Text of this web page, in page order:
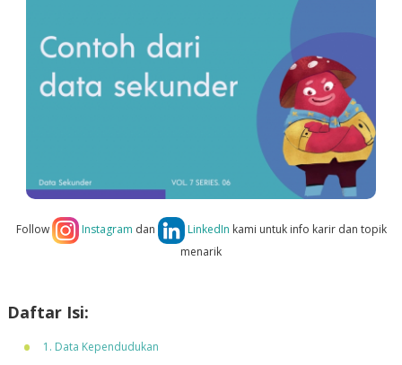
Follow Instagram dan LinkedIn kami untuk info karir dan topik
menarik
Daftar Isi:
1. Data Kependudukan